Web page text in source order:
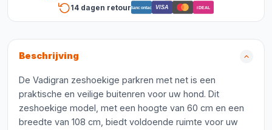
14 dagen retourBancontact VISA iDEAL
Beschrijving
De Vadigran zeshoekige parkren met net is een
praktische en veilige buitenren voor uw hond. Dit
zeshoekige model, met een hoogte van 60 cm en een
breedte van 108 cm, biedt voldoende ruimte voor uw